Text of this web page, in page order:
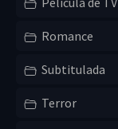
Romance
Subtitulada
Terror